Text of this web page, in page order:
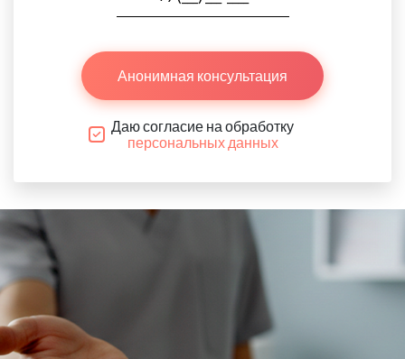
Анонимная консультация
Даю согласие на обработку
персональных данных